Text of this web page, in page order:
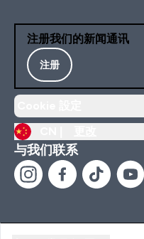
注册我们的新闻通讯
注册
与我们联系